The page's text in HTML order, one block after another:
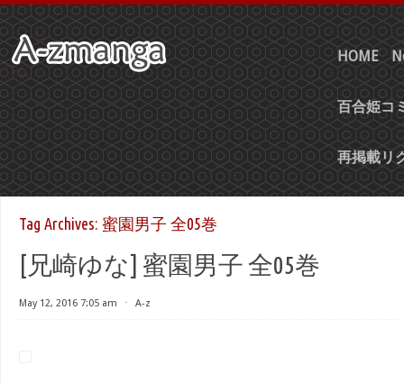
HOME
百合姫コ
再掲載リ
Tag Archives: 蜜園男子 全05巻
[兄崎ゆな] 蜜園男子 全05巻
May 12, 2016 7:05 am ⋅ A-z